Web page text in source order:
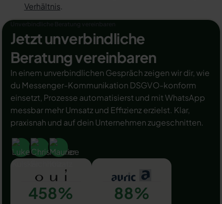
Verhältnis.
Jetzt unverbindliche
Beratung vereinbaren
In einem unverbindlichen Gespräch zeigen wir dir, wie
du Messenger-Kommunikation DSGVO-konform
einsetzt, Prozesse automatisierst und mit WhatsApp
messbar mehr Umsatz und Effizienz erzielst. Klar,
praxisnah und auf dein Unternehmen zugeschnitten.
458% 88%